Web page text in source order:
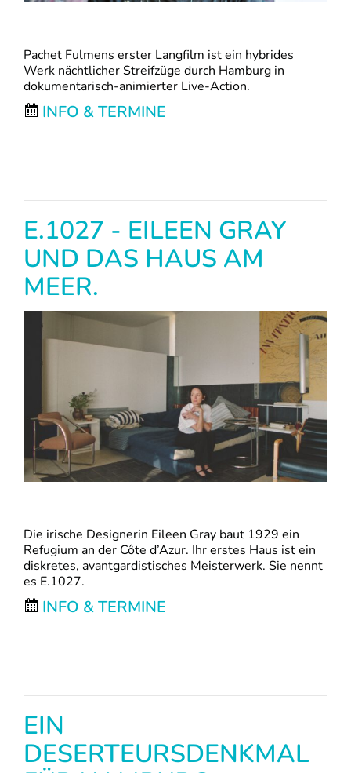
Pachet Fulmens erster Langfilm ist ein hybrides
Werk nächtlicher Streifzüge durch Hamburg in
dokumentarisch-animierter Live-Action.
INFO & TERMINE
E.1027 - EILEEN GRAY
UND DAS HAUS AM
MEER.
Die irische Designerin Eileen Gray baut 1929 ein
Refugium an der Côte d’Azur. Ihr erstes Haus ist ein
diskretes, avantgardistisches Meisterwerk. Sie nennt
es E.1027.
INFO & TERMINE
EIN
DESERTEURSDENKMAL